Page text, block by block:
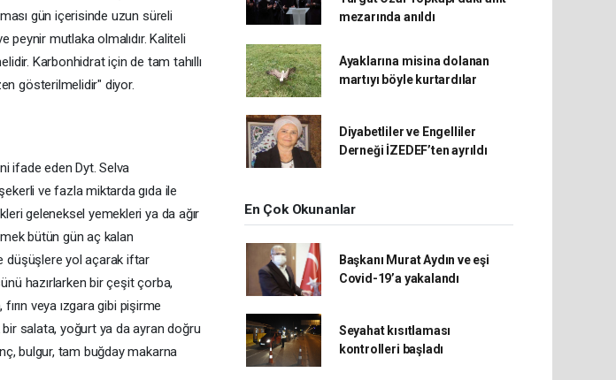
gün içerisinde uzun süreli
mutlaka olmalıdır. Kaliteli
Karbonhidrat için de tam tahıllı
gösterilmelidir" diyor.
ifade eden Dyt. Selva
ve fazla miktarda gıda ile
geleneksel yemekleri ya da ağır
bütün gün aç kalan
düşüşlere yol açarak iftar
hazırlarken bir çeşit çorba,
veya ızgara gibi pişirme
salata, yoğurt ya da ayran doğru
bulgur, tam buğday makarna
mezarında anıldı
Ayaklarına misina dolanan
martıyı böyle kurtardılar
Diyabetliler ve Engelliler
Derneği İZEDEF’ten ayrıldı
En Çok Okunanlar
Başkanı Murat Aydın ve eşi
Covid-19’a yakalandı
Seyahat kısıtlaması
kontrolleri başladı